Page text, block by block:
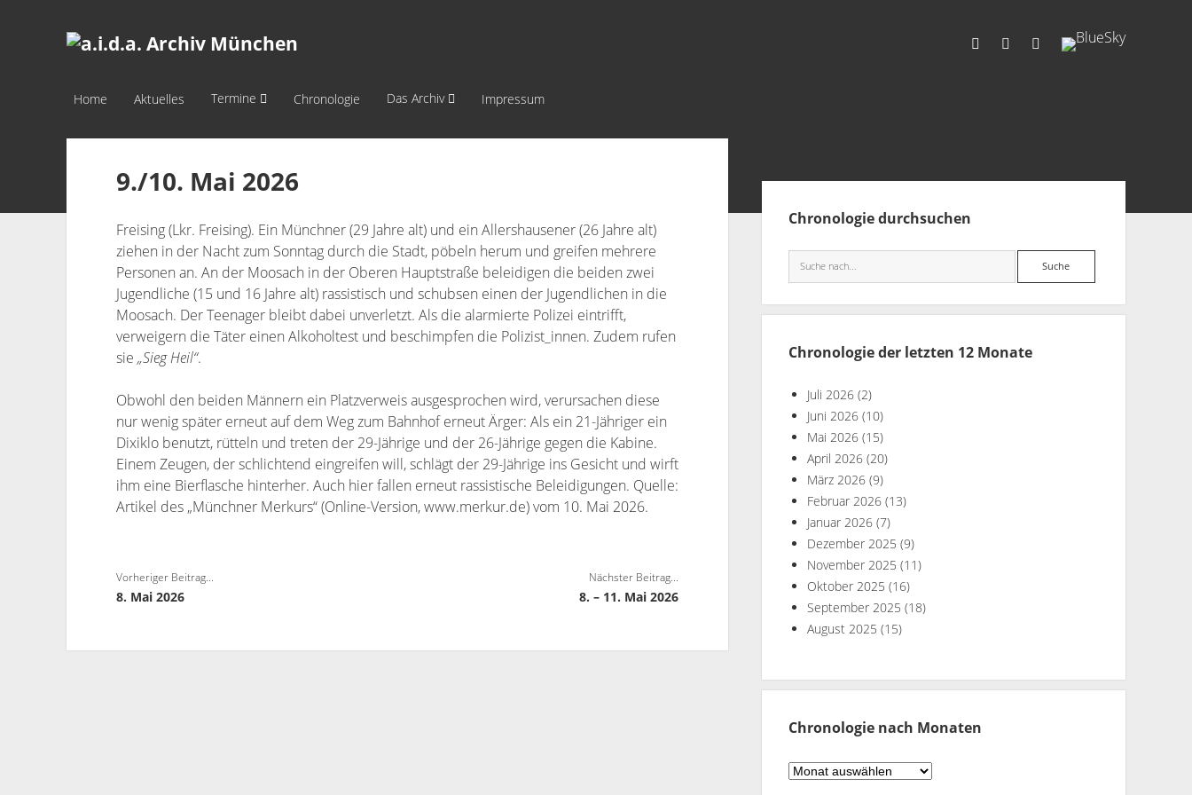
a.i.d.a.
München
facebook info@aida-archiv.de
Home Aktuelles Termine Chronologie Das Archiv Impressum
9./10. Mai 2026
Freising (Lkr. Freising). Ein Münchner (29 Jahre alt) und ein Allershausener (26 Jahre alt)
ziehen in der Nacht zum Sonntag durch die Stadt, pöbeln herum und greifen mehrere
Personen an. An der Moosach in der Oberen Hauptstraße beleidigen die beiden zwei
Jugendliche (15 und 16 Jahre alt) rassistisch und schubsen einen der Jugendlichen in die
Moosach. Der Teenager bleibt dabei unverletzt. Als die alarmierte Polizei eintrifft,
verweigern die Täter einen Alkoholtest und beschimpfen die Polizist_innen. Zudem rufen
sie „Sieg Heil“.
Obwohl den beiden Männern ein Platzverweis ausgesprochen wird, verursachen diese
nur wenig später erneut auf dem Weg zum Bahnhof erneut Ärger: Als ein 21-Jähriger ein
Dixiklo benutzt, rütteln und treten der 29-Jährige und der 26-Jährige gegen die Kabine.
Einem Zeugen, der schlichtend eingreifen will, schlägt der 29-Jährige ins Gesicht und wirft
ihm eine Bierflasche hinterher. Auch hier fallen erneut rassistische Beleidigungen. Quelle:
Artikel des „Münchner Merkurs“ (Online-Version, www.merkur.de) vom 10. Mai 2026.
Vorheriger Beitrag...
8. Mai 2026
Nächster Beitrag...
8. – 11. Mai 2026
Chronologie durchsuchen
Suche
Chronologie der letzten 12 Monate
Juli 2026 (2)
Juni 2026 (10)
Mai 2026 (15)
April 2026 (20)
März 2026 (9)
Februar 2026 (13)
Januar 2026 (7)
Dezember 2025 (9)
November 2025 (11)
Oktober 2025 (16)
September 2025 (18)
August 2025 (15)
Chronologie nach Monaten
Chronologie